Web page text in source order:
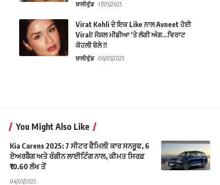
ਬਾਲੀਵੁੱਡ 17/05/2025
Virat Kohli ਦੇ ਇਕ Like ਨਾਲ Avneet ਹੋਈ
Viral! ਸੋਸ਼ਲ ਮੀਡੀਆ ‘ਤੇ ਲੱਗੀ ਅੱਗ…ਵਿਰਾਟ
ਕੋਹਲੀ ਬੋਲੇ !!
ਬਾਲੀਵੁੱਡ 06/05/2025
You Might Also Like
Kia Carens 2025: 7 ਸੀਟਰ ਫੈਮਿਲੀ ਕਾਰ ਸਨਰੂਫ, 6
ਏਅਰਬੈਗ ਅਤੇ ਰੰਗੀਨ ਲਾਈਟਿੰਗ ਨਾਲ, ਕੀਮਤ ਸਿਰਫ਼
₹10.60 ਲੱਖ ਤੋਂ
04/05/2025